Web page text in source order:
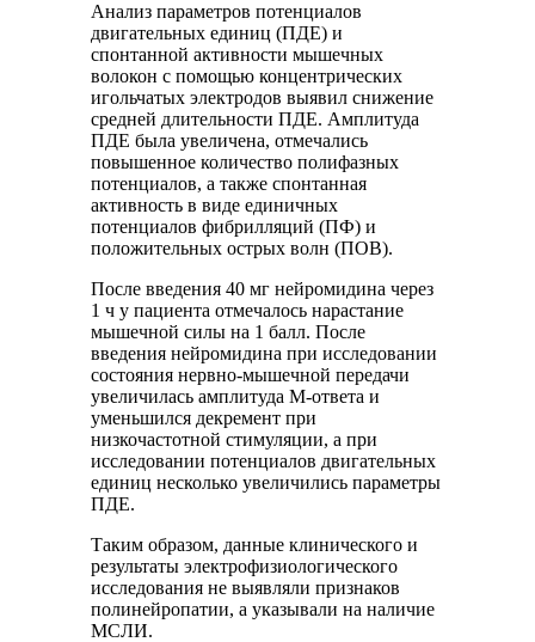
Анализ параметров потенциалов
двигательных единиц (ПДЕ) и
спонтанной активности мышечных
волокон с помощью концентрических
игольчатых электродов выявил снижение
средней длительности ПДЕ. Амплитуда
ПДЕ была увеличена, отмечались
повышенное количество полифазных
потенциалов, а также спонтанная
активность в виде единичных
потенциалов фибрилляций (ПФ) и
положительных острых волн (ПОВ).
После введения 40 мг нейромидина через
1 ч у пациента отмечалось нарастание
мышечной силы на 1 балл. После
введения нейромидина при исследовании
состояния нервно-мышечной передачи
увеличилась амплитуда М-ответа и
уменьшился декремент при
низкочастотной стимуляции, а при
исследовании потенциалов двигательных
единиц несколько увеличились параметры
ПДЕ.
Таким образом, данные клинического и
результаты электрофизиологического
исследования не выявляли признаков
полинейропатии, а указывали на наличие
МСЛИ.